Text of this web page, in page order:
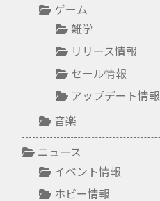
ゲーム
雑学
リリース情報
セール情報
アップデート情報
音楽
ニュース
イベント情報
ホビー情報